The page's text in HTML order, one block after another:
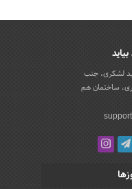
لشکری، جنب
ساختمان هم